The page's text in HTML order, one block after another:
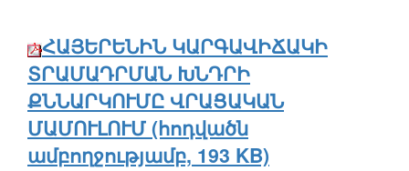
ՀԱՅԵՐԵՆԻՆ ԿԱՐԳԱՎԻՃԱԿԻ
ՏՐԱՄԱԴՐՄԱՆ ԽՆԴՐԻ
ՔՆՆԱՐԿՈՒՄԸ ՎՐԱՑԱԿԱՆ
ՄԱՄՈՒԼՈՒՄ (հոդվածն
ամբողջությամբ, 193 KB)